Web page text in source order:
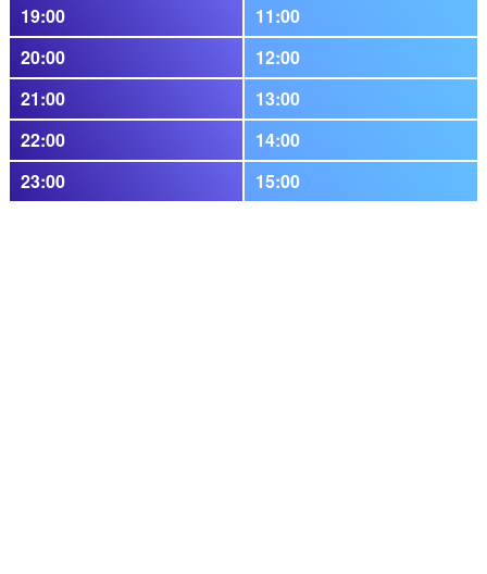
19:00
11:00
20:00
12:00
21:00
13:00
22:00
14:00
23:00
15:00